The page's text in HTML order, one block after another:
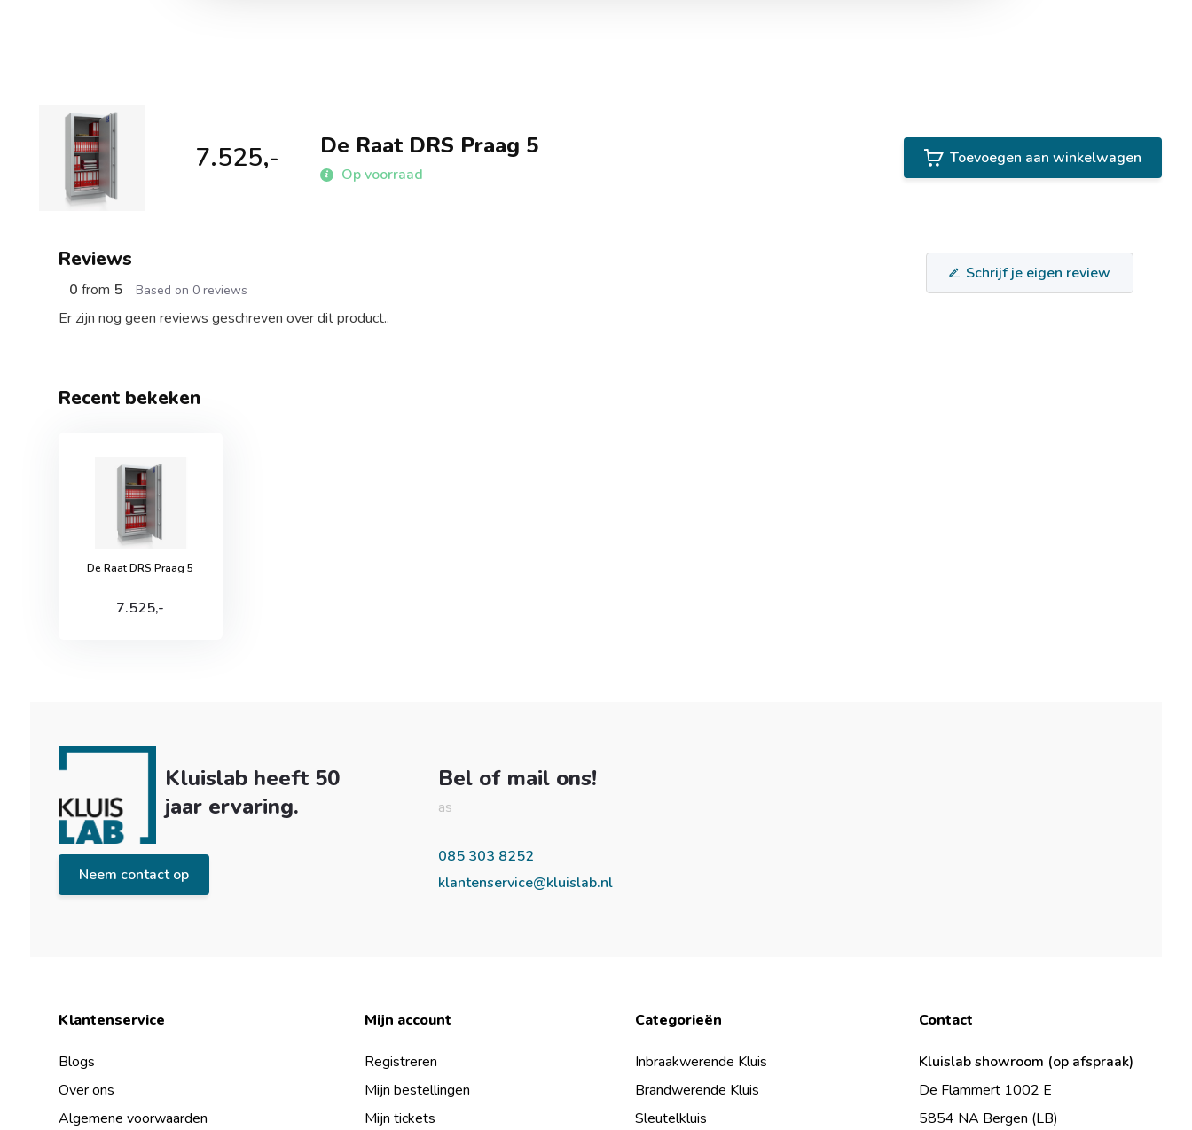
7.525,- De Raat DRS Praag 5
Op voorraad
Toevoegen aan winkelwagen
Reviews
0 from 5 Based on 0 reviews
Schrijf je eigen review
Er zijn nog geen reviews geschreven over dit product..
Recent bekeken
De Raat DRS Praag 5
7.525,-
Kluislab heeft 50
jaar ervaring.
Neem contact op
Bel of mail ons!
as
085 303 8252
klantenservice@kluislab.nl
Klantenservice
Blogs
Over ons
Algemene voorwaarden
Mijn account
Registreren
Mijn bestellingen
Mijn tickets
Categorieën
Inbraakwerende Kluis
Brandwerende Kluis
Sleutelkluis
Contact
Kluislab showroom (op afspraak)
De Flammert 1002 E
5854 NA Bergen (LB)